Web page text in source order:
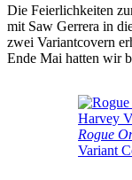
Die Feierlichkeiten
mit Saw Gerrera in
zwei Variantcovern
Ende Mai hatten wir
Rogue
Variant